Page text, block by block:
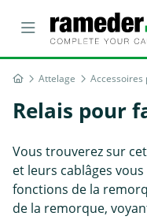
Attelage Accessoires
Relais pour
Vous trouverez sur
et leurs cablâges
fonctions de la
de la remorque,